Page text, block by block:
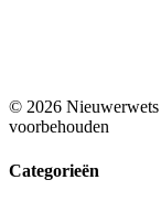
© 2026
voorbehouden
Categorieën